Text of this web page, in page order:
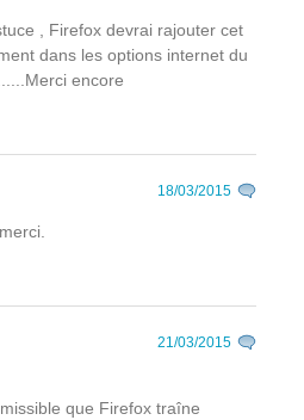
, Firefox devrai rajouter cet
dans les options internet du
encore
18/03/2015
21/03/2015
que Firefox traîne